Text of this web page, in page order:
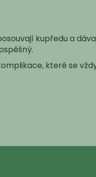
kupředu a
které se